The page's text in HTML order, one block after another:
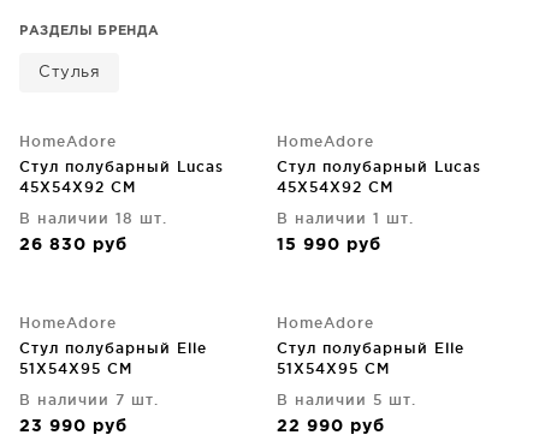
РАЗДЕЛЫ БРЕНДА
Стулья
HomeAdore
Стул полубарный Lucas
45X54X92 CM
В наличии 18 шт.
26 830 руб
HomeAdore
Стул полубарный Lucas
45X54X92 CM
В наличии 1 шт.
15 990 руб
HomeAdore
Стул полубарный Elle
51X54X95 CM
В наличии 7 шт.
23 990 руб
HomeAdore
Стул полубарный Elle
51X54X95 CM
В наличии 5 шт.
22 990 руб